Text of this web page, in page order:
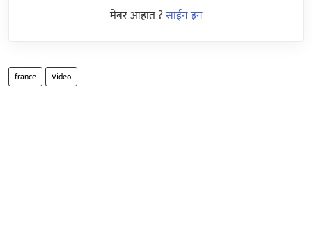
मेंबर आहात ?साईन इन
france Video